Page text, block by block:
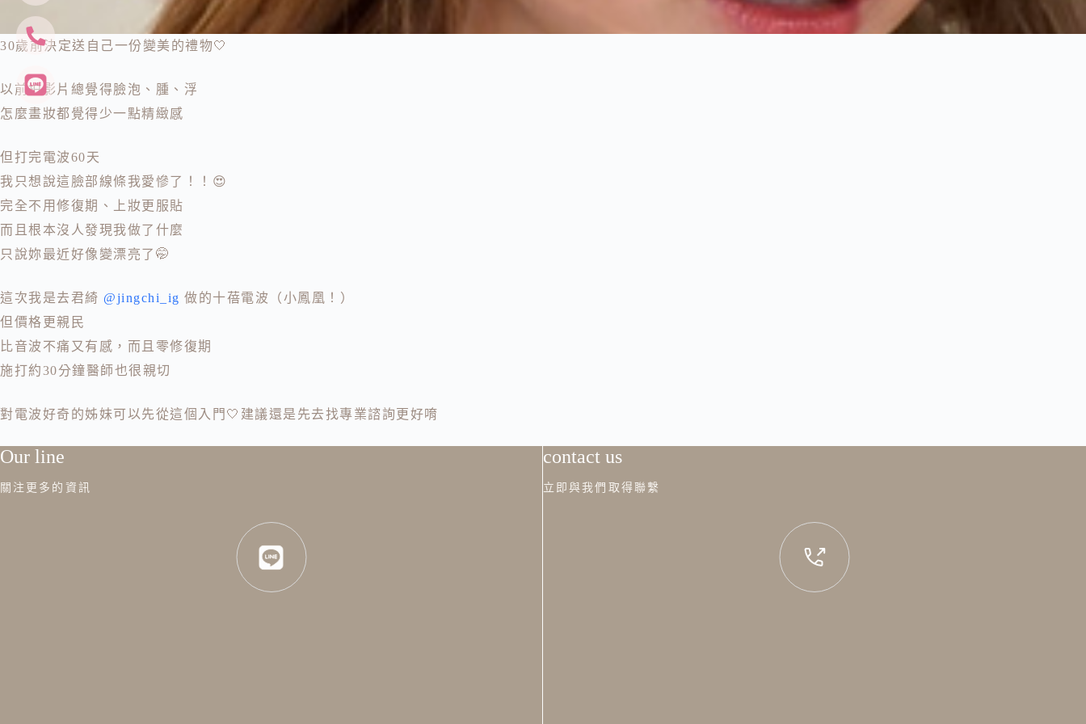
30歲前決定送自己一份變美的禮物🤍
以前拍影片總覺得臉泡、腫、浮
怎麼畫妝都覺得少一點精緻感
但打完電波60天
我只想說這臉部線條我愛慘了！！😍
完全不用修復期、上妝更服貼
而且根本沒人發現我做了什麼
只說妳最近好像變漂亮了🤭
這次我是去君綺 @jingchi_ig 做的十蓓電波（小鳳凰！）
但價格更親民
比音波不痛又有感，而且零修復期
施打約30分鐘醫師也很親切
對電波好奇的姊妹可以先從這個入門🤍建議還是先去找專業諮詢更好唷
Our line
關注更多的資訊
contact us
立即與我們取得聯繫